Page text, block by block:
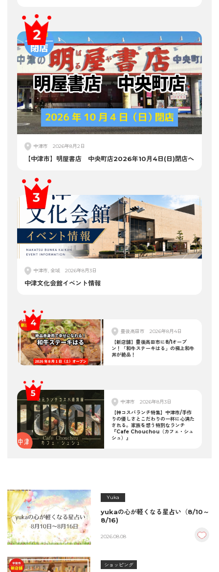
中津市 2026年8月2日
【中津市】明屋書店 中央町店2026年10月4日(日)閉店へ
中津市, 全域 2026年8月3日
中津文化会館イベント情報
豊後高田市
2026年8月4日
【新店舗】豊後高田市に8/1オープ
ン！「和牛ステーキはる」の極上和牛
丼が絶品！
中津市
2026年8月3日
【神コスパランチ特集】中津市/手作
りの優しさとこだわりの一杯に心満た
される。家族を想う特別なランチ
『Cafe Chouchou（カフェ・シュ
シュ）』
Yuka
yukaの心が軽くなる星占い（8/10～
8/16)
2026.08.08
ショッピング